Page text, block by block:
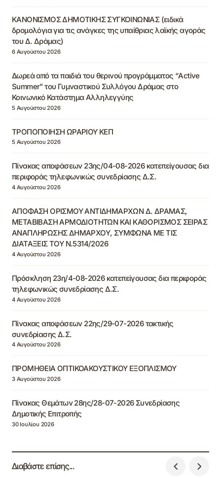
ΚΑΝΟΝΙΣΜΟΣ ΔΗΜΟΤΙΚΗΣ ΣΥΓΚΟΙΝΩΝΙΑΣ (ειδικά
δρομολόγια για τις ανάγκες της υπαίθριας λαϊκής αγοράς
του Δ. Δράμας)
6 Αυγούστου 2026
Δωρεά από τα παιδιά του θερινού προγράμματος “Active
Summer” του Γυμναστικού Συλλόγου Δράμας στο
Κοινωνικό Κατάστημα Αλληλεγγύης
5 Αυγούστου 2026
ΤΡΟΠΟΠΟΙΗΣΗ ΩΡΑΡΙΟΥ ΚΕΠ
5 Αυγούστου 2026
Πίνακας αποφάσεων 23ης/04-08-2026 κατεπείγουσας δια
περιφοράς τηλεφωνικώς συνεδρίασης Δ.Σ.
4 Αυγούστου 2026
ΑΠΟΦΑΣΗ ΟΡΙΣΜΟΥ ΑΝΤΙΔΗΜΑΡΧΩΝ Δ. ΔΡΑΜΑΣ,
ΜΕΤΑΒΙΒΑΣΗ ΑΡΜΟΔΙΟΤΗΤΩΝ ΚΑΙ ΚΑΘΟΡΙΣΜΟΣ ΣΕΙΡΑΣ
ΑΝΑΠΛΗΡΩΣΗΣ ΔΗΜΑΡΧΟΥ, ΣΥΜΦΩΝΑ ΜΕ ΤΙΣ
ΔΙΑΤΑΞΕΙΣ ΤΟΥ Ν.5314/2026
4 Αυγούστου 2026
Πρόσκληση 23η/4-08-2026 κατεπείγουσας δια περιφοράς
τηλεφωνικώς συνεδρίασης Δ.Σ.
4 Αυγούστου 2026
Πίνακας αποφάσεων 22ης/29-07-2026 τακτικής
συνεδρίασης Δ.Σ.
4 Αυγούστου 2026
ΠΡΟΜΗΘΕΙΑ ΟΠΤΙΚΟΑΚΟΥΣΤΙΚΟΥ ΕΞΟΠΛΙΣΜΟΥ
3 Αυγούστου 2026
Πίνακας Θεμάτων 28ης/28-07-2026 Συνεδρίασης
Δημοτικής Επιτροπής
30 Ιουλίου 2026
Διαβάστε επίσης...